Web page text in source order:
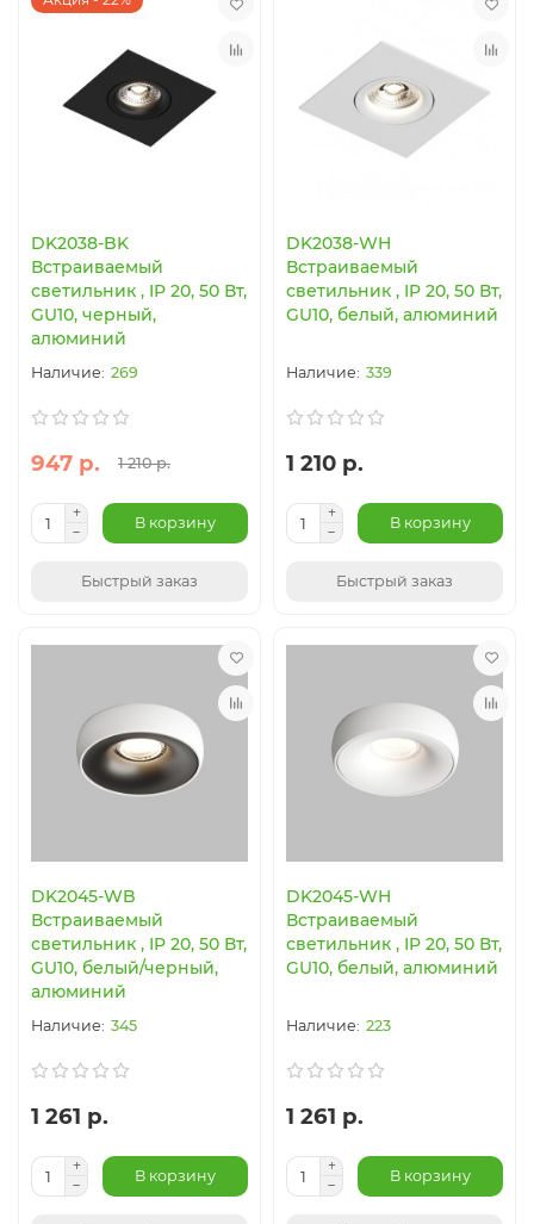
DK2038-BK
Встраиваемый
светильник , IP 20, 50 Вт,
GU10, черный,
алюминий
269
947 р. 1 210 р.
В корзину
Быстрый заказ
DK2038-WH
Встраиваемый
светильник , IP 20, 50 Вт,
GU10, белый, алюминий
339
1 210 р.
В корзину
Быстрый заказ
DK2045-WB
Встраиваемый
светильник , IP 20, 50 Вт,
GU10, белый/черный,
алюминий
345
1 261 р.
В корзину
DK2045-WH
Встраиваемый
светильник , IP 20, 50 Вт,
GU10, белый, алюминий
223
1 261 р.
В корзину